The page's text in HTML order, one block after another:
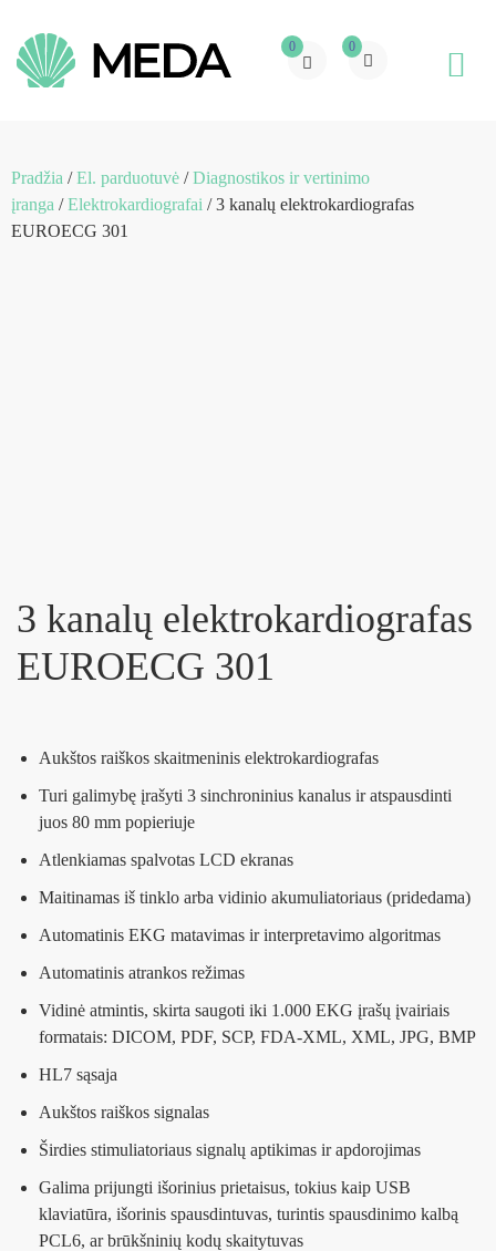
0 0
Pradžia /El. parduotuvė /Diagnostikos ir vertinimo
įranga /Elektrokardiografai / 3 kanalų elektrokardiografas
EUROECG 301
3 kanalų elektrokardiografas
EUROECG 301
Aukštos raiškos skaitmeninis elektrokardiografas
Turi galimybę įrašyti 3 sinchroninius kanalus ir atspausdinti
juos 80 mm popieriuje
Atlenkiamas spalvotas LCD ekranas
Maitinamas iš tinklo arba vidinio akumuliatoriaus (pridedama)
Automatinis EKG matavimas ir interpretavimo algoritmas
Automatinis atrankos režimas
Vidinė atmintis, skirta saugoti iki 1.000 EKG įrašų įvairiais
formatais: DICOM, PDF, SCP, FDA-XML, XML, JPG, BMP
HL7 sąsaja
Aukštos raiškos signalas
Širdies stimuliatoriaus signalų aptikimas ir apdorojimas
Galima prijungti išorinius prietaisus, tokius kaip USB
klaviatūra, išorinis spausdintuvas, turintis spausdinimo kalbą
PCL6, ar brūkšninių kodų skaitytuvas